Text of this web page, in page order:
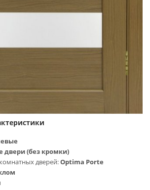
двери (без кромки)
дверей:Optima Porte